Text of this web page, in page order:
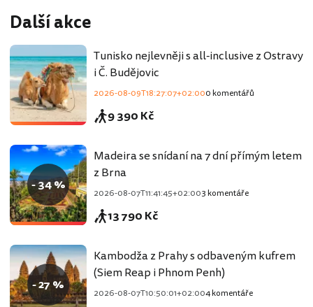
Další akce
Tunisko nejlevněji s all-inclusive z Ostravy
i Č. Budějovic
2026-08-09T18:27:07+02:000 komentářů
9 390 Kč
- 34 %
Madeira se snídaní na 7 dní přímým letem
z Brna
2026-08-07T11:41:45+02:003 komentáře
13 790 Kč
- 27 %
Kambodža z Prahy s odbaveným kufrem
(Siem Reap i Phnom Penh)
2026-08-07T10:50:01+02:004 komentáře